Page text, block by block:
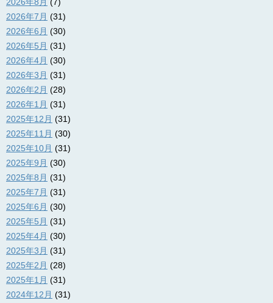
2026年7月 (31)
2026年6月 (30)
2026年5月 (31)
2026年4月 (30)
2026年3月 (31)
2026年2月 (28)
2026年1月 (31)
2025年12月 (31)
2025年11月 (30)
2025年10月 (31)
2025年9月 (30)
2025年8月 (31)
2025年7月 (31)
2025年6月 (30)
2025年5月 (31)
2025年4月 (30)
2025年3月 (31)
2025年2月 (28)
2025年1月 (31)
2024年12月 (31)